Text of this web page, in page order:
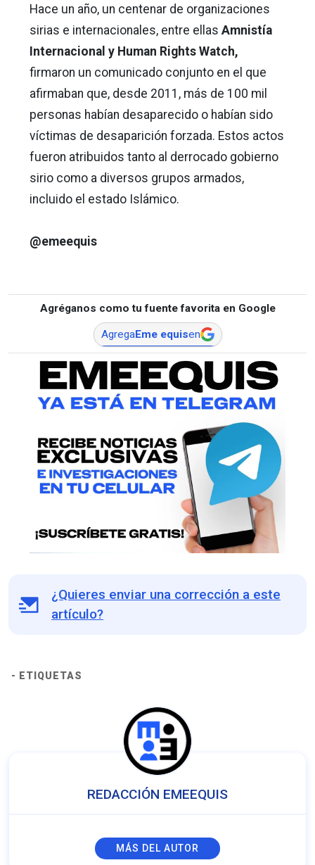
Hace un año, un centenar de organizaciones
sirias e internacionales, entre ellas Amnistía
Internacional y Human Rights Watch,
firmaron un comunicado conjunto en el que
afirmaban que, desde 2011, más de 100 mil
personas habían desaparecido o habían sido
víctimas de desaparición forzada. Estos actos
fueron atribuidos tanto al derrocado gobierno
sirio como a diversos grupos armados,
incluido el estado Islámico.
@emeequis
Agréganos como tu fuente favorita en Google
AgregaEme equisen
¿Quieres enviar una corrección a este
artículo?
- ETIQUETAS
REDACCIÓN EMEEQUIS
MÁS DEL AUTOR